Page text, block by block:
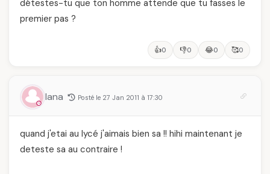
détestes-tu que ton homme attende que tu fasses le
premier pas ?
👍0 👎0 😂0 🥰0
lana Posté le 27 Jan 2011 à 17:30
quand j'etai au lycé j'aimais bien sa !! hihi maintenant je
deteste sa au contraire !